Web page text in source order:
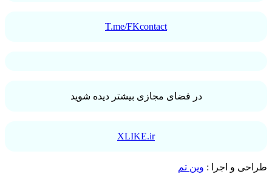
T.me/FKcontact
در فضای مجازی بیشتر دیده شوید
XLIKE.ir
طراحی و اجرا : وین تم